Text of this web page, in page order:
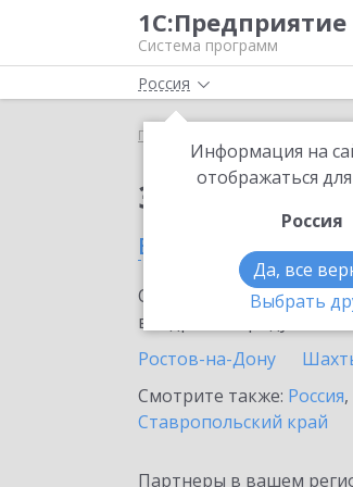
1С:Предприятие
Система программ
Россия
Информация на
отображаться
Россия
Да, все
Выбрать
Главная
Заказать
в Тацинской
Ознакомьтесь с
внедрение продукта.
Ростов-на-Дону
Смотрите также: Россия,
Ставропольский край
Партнеры в вашем